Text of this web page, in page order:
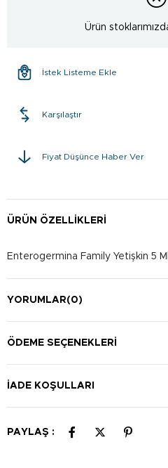
Ürün
İstek Listeme Ekle
Karşılaştır
Fiyat Düşünce Haber Ver
ÜRÜN ÖZELLIKLERI
Enterogermina Family Yetişkin 5
YORUMLAR(0)
ÖDEME SEÇENEKLERI
İADE KOŞULLARI
PAYLAŞ :